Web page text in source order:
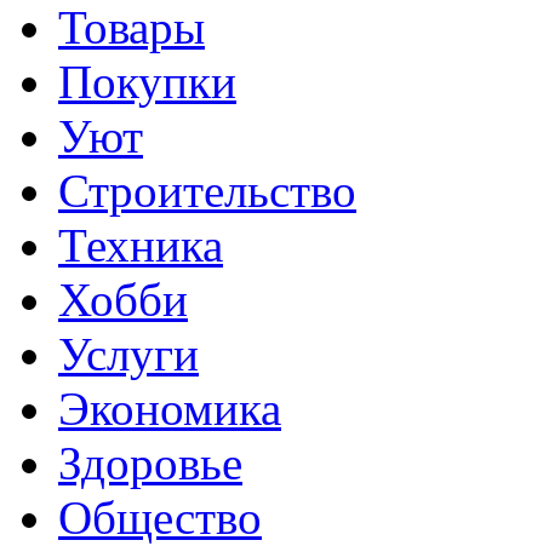
Товары
Покупки
Уют
Строительство
Техника
Хобби
Услуги
Экономика
Здоровье
Общество